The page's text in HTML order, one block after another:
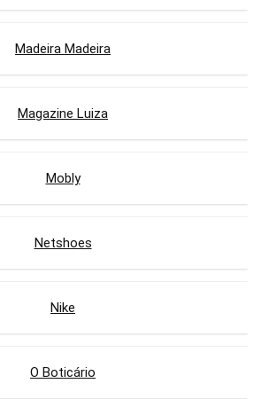
Madeira Madeira
Magazine Luiza
Mobly
Netshoes
Nike
O Boticário